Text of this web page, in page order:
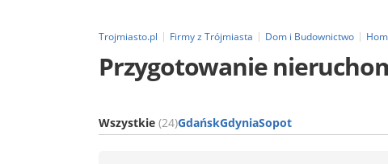
Trojmiasto.pl Firmy z Trójmiasta Dom i Budownictwo
Przygotowanie
Wszystkie (24)GdańskGdyniaSopot